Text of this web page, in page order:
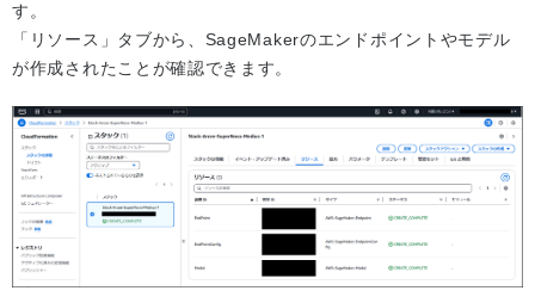
す。
「リソース」タブから、SageMakerのエンドポイントやモデル
が作成されたことが確認できます。